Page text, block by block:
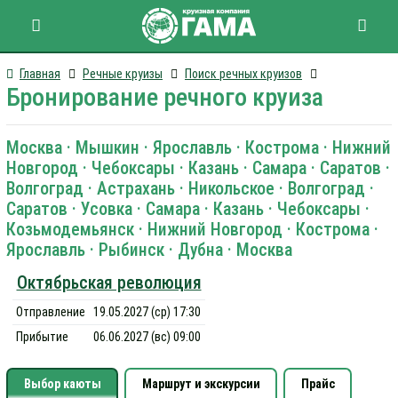
Главная Речные круизы Поиск речных круизов
Бронирование речного круиза
Москва · Мышкин · Ярославль · Кострома · Нижний
Новгород · Чебоксары · Казань · Самара · Саратов ·
Волгоград · Астрахань · Никольское · Волгоград ·
Саратов · Усовка · Самара · Казань · Чебоксары ·
Козьмодемьянск · Нижний Новгород · Кострома ·
Ярославль · Рыбинск · Дубна · Москва
Октябрьская революция
Отправление
19.05.2027 (ср) 17:30
Прибытие
06.06.2027 (вс) 09:00
Выбор каюты Маршрут и экскурсии Прайс